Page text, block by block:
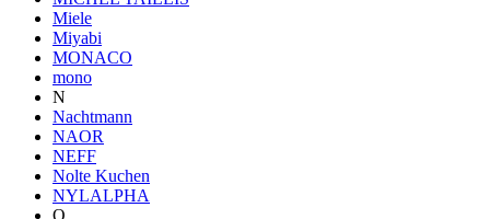
Miele
Miyabi
MONACO
mono
N
Nachtmann
NAOR
NEFF
Nolte Kuchen
NYLALPHA
O